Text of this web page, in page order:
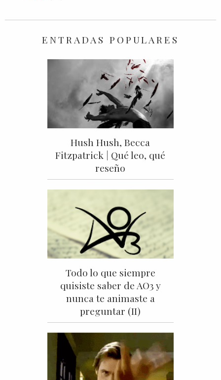
ENTRADAS POPULARES
Hush Hush, Becca
Fitzpatrick | Qué leo, qué
reseño
Todo lo que siempre
quisiste saber de AO3 y
nunca te animaste a
preguntar (II)